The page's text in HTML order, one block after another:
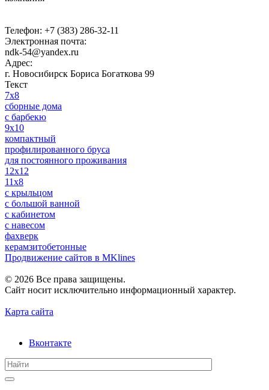
Телефон: +7 (383) 286-32-11
Электронная почта:
ndk-54@yandex.ru
Адрес:
г. Новосибирск Бориса Богаткова 99
Текст
7x8
сборные дома
с барбекю
9x10
компактный
профилированного бруса
для постоянного проживания
12х12
11x8
с крыльцом
с большой ванной
с кабинетом
c навесом
фахверк
керамзитобетонные
Продвижение сайтов в MKlines
© 2026 Все права защищены.
Сайт носит исключительно информационный характер.
Карта сайта
Вконтакте